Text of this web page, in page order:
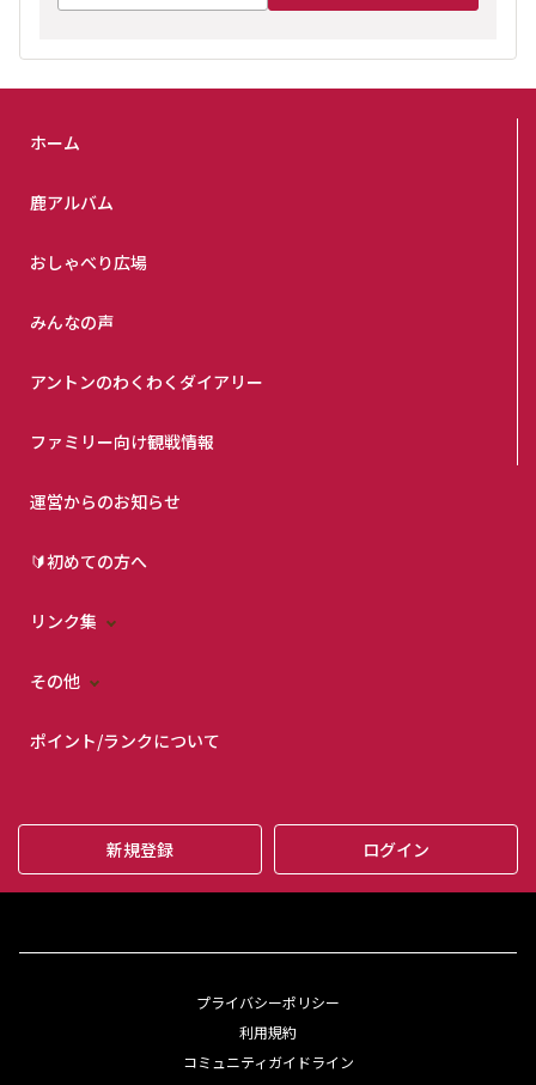
ホーム
鹿アルバム
おしゃべり広場
みんなの声
アントンのわくわくダイアリー
ファミリー向け観戦情報
運営からのお知らせ
🔰初めての方へ
リンク集
その他
ポイント/ランクについて
新規登録 ログイン
プライバシーポリシー
利用規約
コミュニティガイドライン